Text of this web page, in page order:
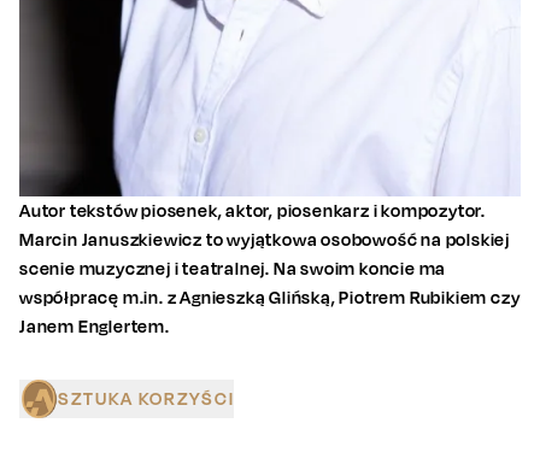
Autor tekstów piosenek, aktor, piosenkarz i kompozytor.
Marcin Januszkiewicz to wyjątkowa osobowość na polskiej
scenie muzycznej i teatralnej. Na swoim koncie ma
współpracę m.in. z Agnieszką Glińską, Piotrem Rubikiem czy
Janem Englertem.
SZTUKA KORZYŚCI